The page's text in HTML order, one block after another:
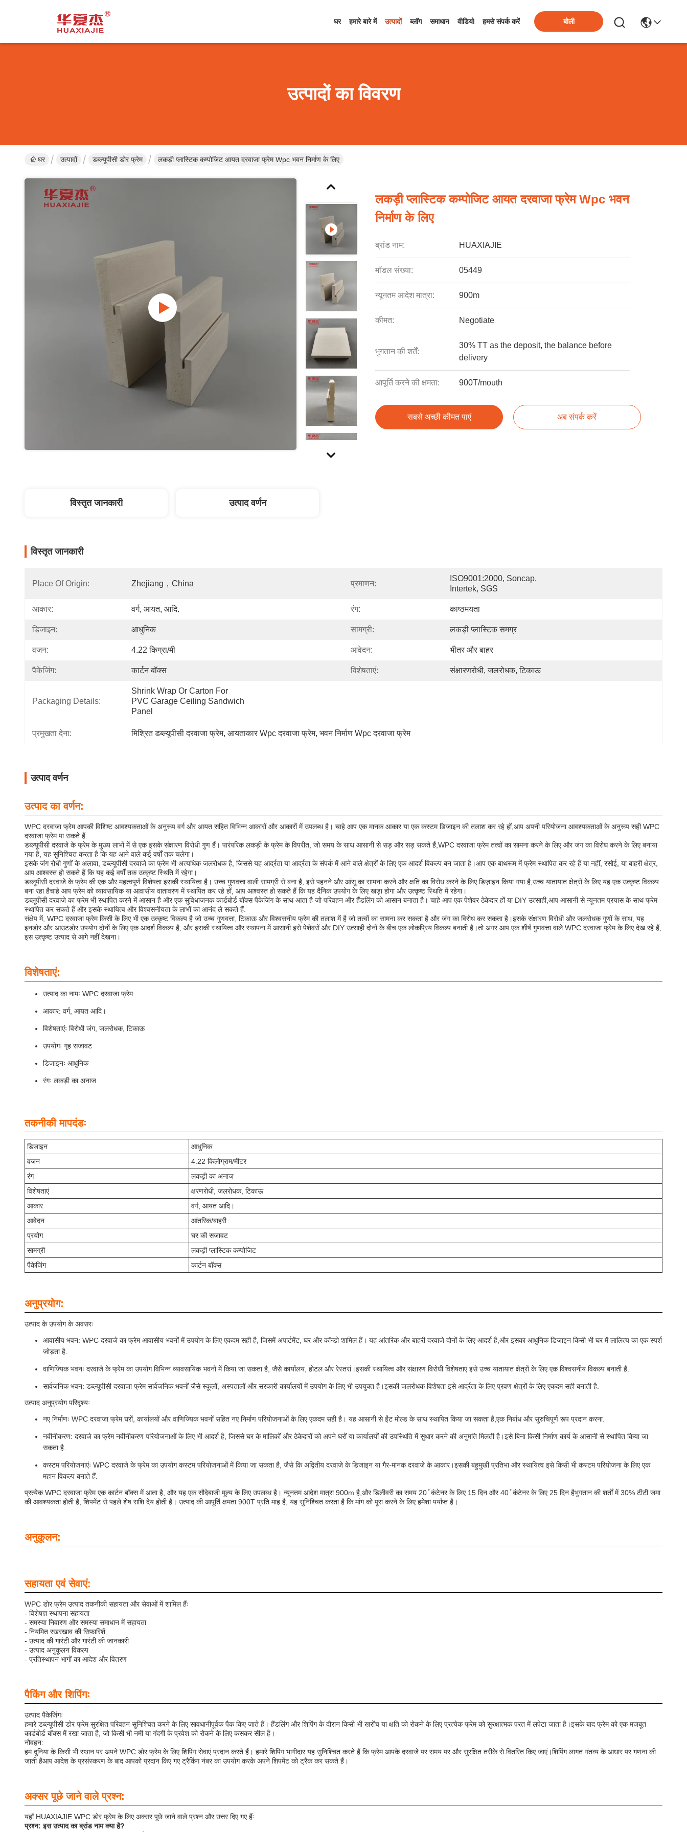
घर हमारे बारे में उत्पादों ब्लॉग समाधान वीडियो हमसे संपर्क करें बोली
उत्पादों का विवरण
घर उत्पादों डब्ल्यूपीसी डोर फ्रेम लकड़ी प्लास्टिक कम्पोजिट आयत दरवाजा फ्रेम Wpc भवन निर्माण के लिए
लकड़ी प्लास्टिक कम्पोजिट आयत दरवाजा फ्रेम Wpc भवन
निर्माण के लिए
ब्रांड नाम: HUAXIAJIE
मॉडल संख्या: 05449
न्यूनतम आदेश मात्रा: 900m
कीमत: Negotiate
भुगतान की शर्तें:
30% TT as the deposit, the balance before
delivery
आपूर्ति करने की क्षमता: 900T/mouth
सबसे अच्छी कीमत पाएं अब संपर्क करें
विस्तृत जानकारी उत्पाद वर्णन
विस्तृत जानकारी
Place Of Origin: Zhejiang，China प्रमाणन:
ISO9001:2000, Soncap,
Intertek, SGS
आकार: वर्ग, आयत, आदि. रंग: काष्ठमयता
डिजाइन: आधुनिक सामग्री: लकड़ी प्लास्टिक समग्र
वजन: 4.22 किग्रा/मी आवेदन: भीतर और बाहर
पैकेजिंग: कार्टन बॉक्स विशेषताएं: संक्षारणरोधी, जलरोधक, टिकाऊ
Packaging Details:
Shrink Wrap Or Carton For
PVC Garage Ceiling Sandwich
Panel
प्रमुखता देना: मिश्रित डब्ल्यूपीसी दरवाजा फ्रेम, आयताकार Wpc दरवाजा फ्रेम, भवन निर्माण Wpc दरवाजा फ्रेम
उत्पाद वर्णन
उत्पाद का वर्णन:
WPC दरवाजा फ्रेम आपकी विशिष्ट आवश्यकताओं के अनुरूप वर्ग और आयत सहित विभिन्न आकारों और आकारों में उपलब्ध है। चाहे आप एक मानक आकार या एक कस्टम डिजाइन की तलाश कर रहे हों,आप अपनी परियोजना आवश्यकताओं के अनुरूप सही WPC
दरवाजा फ्रेम पा सकते हैं.
डब्ल्यूपीसी दरवाजे के फ्रेम के मुख्य लाभों में से एक इसके संक्षारण विरोधी गुण हैं। पारंपरिक लकड़ी के फ्रेम के विपरीत, जो समय के साथ आसानी से सड़ और सड़ सकते हैं,WPC दरवाजा फ्रेम तत्वों का सामना करने के लिए और जंग का विरोध करने के लिए बनाया
गया है, यह सुनिश्चित करता है कि यह आने वाले कई वर्षों तक चलेगा।
इसके जंग रोधी गुणों के अलावा, डब्ल्यूपीसी दरवाजे का फ्रेम भी अत्यधिक जलरोधक है, जिससे यह आर्द्रता या आर्द्रता के संपर्क में आने वाले क्षेत्रों के लिए एक आदर्श विकल्प बन जाता है।आप एक बाथरूम में फ्रेम स्थापित कर रहे हैं या नहीं, रसोई, या बाहरी क्षेत्र,
आप आश्वस्त हो सकते हैं कि यह कई वर्षों तक उत्कृष्ट स्थिति में रहेगा।
डब्लूपीसी दरवाजे के फ्रेम की एक और महत्वपूर्ण विशेषता इसकी स्थायित्व है। उच्च गुणवत्ता वाली सामग्री से बना है, इसे पहनने और आंसू का सामना करने और क्षति का विरोध करने के लिए डिज़ाइन किया गया है,उच्च यातायात क्षेत्रों के लिए यह एक उत्कृष्ट विकल्प
बना रहा हैचाहे आप फ्रेम को व्यावसायिक या आवासीय वातावरण में स्थापित कर रहे हों, आप आश्वस्त हो सकते हैं कि यह दैनिक उपयोग के लिए खड़ा होगा और उत्कृष्ट स्थिति में रहेगा।
डब्लूपीसी दरवाजे का फ्रेम भी स्थापित करने में आसान है और एक सुविधाजनक कार्डबोर्ड बॉक्स पैकेजिंग के साथ आता है जो परिवहन और हैंडलिंग को आसान बनाता है। चाहे आप एक पेशेवर ठेकेदार हों या DIY उत्साही,आप आसानी से न्यूनतम प्रयास के साथ फ्रेम
स्थापित कर सकते हैं और इसके स्थायित्व और विश्वसनीयता के लाभों का आनंद ले सकते हैं.
संक्षेप में, WPC दरवाजा फ्रेम किसी के लिए भी एक उत्कृष्ट विकल्प है जो उच्च गुणवत्ता, टिकाऊ और विश्वसनीय फ्रेम की तलाश में है जो तत्वों का सामना कर सकता है और जंग का विरोध कर सकता है।इसके संक्षारण विरोधी और जलरोधक गुणों के साथ, यह
इनडोर और आउटडोर उपयोग दोनों के लिए एक आदर्श विकल्प है, और इसकी स्थायित्व और स्थापना में आसानी इसे पेशेवरों और DIY उत्साही दोनों के बीच एक लोकप्रिय विकल्प बनाती है।तो अगर आप एक शीर्ष गुणवत्ता वाले WPC दरवाजा फ्रेम के लिए देख रहे हैं,
इस उत्कृष्ट उत्पाद से आगे नहीं देखना।
विशेषताएं:
उत्पाद का नामः WPC दरवाजा फ्रेम
आकार: वर्ग, आयत आदि।
विशेषताएंः विरोधी जंग, जलरोधक, टिकाऊ
उपयोगः गृह सजावट
डिजाइनः आधुनिक
रंगः लकड़ी का अनाज
तकनीकी मापदंडः
डिजाइन
आधुनिक
वजन
4.22 किलोग्राम/मीटर
रंग
लकड़ी का अनाज
विशेषताएं
क्षरणरोधी, जलरोधक, टिकाऊ
आकार
वर्ग, आयत आदि।
आवेदन
आंतरिक/बाहरी
प्रयोग
घर की सजावट
सामग्री
लकड़ी प्लास्टिक कम्पोजिट
पैकेजिंग
कार्टन बॉक्स
अनुप्रयोग:
उत्पाद के उपयोग के अवसरः
आवासीय भवन: WPC दरवाजे का फ्रेम आवासीय भवनों में उपयोग के लिए एकदम सही है, जिसमें अपार्टमेंट, घर और कॉन्डो शामिल हैं। यह आंतरिक और बाहरी दरवाजे दोनों के लिए आदर्श है,और इसका आधुनिक डिजाइन किसी भी घर में लालित्य का एक स्पर्श
जोड़ता है.
वाणिज्यिक भवनः दरवाजे के फ्रेम का उपयोग विभिन्न व्यावसायिक भवनों में किया जा सकता है, जैसे कार्यालय, होटल और रेस्तरां।इसकी स्थायित्व और संक्षारण विरोधी विशेषताएं इसे उच्च यातायात क्षेत्रों के लिए एक विश्वसनीय विकल्प बनाती हैं.
सार्वजनिक भवन: डब्ल्यूपीसी दरवाजा फ्रेम सार्वजनिक भवनों जैसे स्कूलों, अस्पतालों और सरकारी कार्यालयों में उपयोग के लिए भी उपयुक्त है।इसकी जलरोधक विशेषता इसे आर्द्रता के लिए प्रवण क्षेत्रों के लिए एकदम सही बनाती है.
उत्पाद अनुप्रयोग परिदृश्यः
नए निर्माणः WPC दरवाजा फ्रेम घरों, कार्यालयों और वाणिज्यिक भवनों सहित नए निर्माण परियोजनाओं के लिए एकदम सही है। यह आसानी से ईंट मोल्ड के साथ स्थापित किया जा सकता है,एक निर्बाध और सुरुचिपूर्ण रूप प्रदान करना.
नवीनीकरण: दरवाजे का फ्रेम नवीनीकरण परियोजनाओं के लिए भी आदर्श है, जिससे घर के मालिकों और ठेकेदारों को अपने घरों या कार्यालयों की उपस्थिति में सुधार करने की अनुमति मिलती है।इसे बिना किसी निर्माण कार्य के आसानी से स्थापित किया जा
सकता है.
कस्टम परियोजनाएंः WPC दरवाजे के फ्रेम का उपयोग कस्टम परियोजनाओं में किया जा सकता है, जैसे कि अद्वितीय दरवाजे के डिजाइन या गैर-मानक दरवाजे के आकार।इसकी बहुमुखी प्रतिभा और स्थायित्व इसे किसी भी कस्टम परियोजना के लिए एक
महान विकल्प बनाते हैं.
प्रत्येक WPC दरवाजा फ्रेम एक कार्टन बॉक्स में आता है, और यह एक सौदेबाजी मूल्य के लिए उपलब्ध है। न्यूनतम आदेश मात्रा 900m है,और डिलीवरी का समय 20 ̊ कंटेनर के लिए 15 दिन और 40 ̊ कंटेनर के लिए 25 दिन हैभुगतान की शर्तों में 30% टीटी जमा
की आवश्यकता होती है, शिपमेंट से पहले शेष राशि देय होती है। उत्पाद की आपूर्ति क्षमता 900T प्रति माह है, यह सुनिश्चित करता है कि मांग को पूरा करने के लिए हमेशा पर्याप्त है।
अनुकूलन:
सहायता एवं सेवाएं:
WPC डोर फ्रेम उत्पाद तकनीकी सहायता और सेवाओं में शामिल हैंः
- विशेषज्ञ स्थापना सहायता
- समस्या निवारण और समस्या समाधान में सहायता
- नियमित रखरखाव की सिफारिशें
- उत्पाद की गारंटी और गारंटी की जानकारी
- उत्पाद अनुकूलन विकल्प
- प्रतिस्थापन भागों का आदेश और वितरण
पैकिंग और शिपिंगः
उत्पाद पैकेजिंगः
हमारे डब्ल्यूपीसी डोर फ्रेम सुरक्षित परिवहन सुनिश्चित करने के लिए सावधानीपूर्वक पैक किए जाते हैं। हैंडलिंग और शिपिंग के दौरान किसी भी खरोंच या क्षति को रोकने के लिए प्रत्येक फ्रेम को सुरक्षात्मक परत में लपेटा जाता है।इसके बाद फ्रेम को एक मजबूत
कार्डबोर्ड बॉक्स में रखा जाता है, जो किसी भी नमी या गंदगी के प्रवेश को रोकने के लिए कसकर सील है।
नौवहन:
हम दुनिया के किसी भी स्थान पर अपने WPC डोर फ्रेम के लिए शिपिंग सेवाएं प्रदान करते हैं। हमारे शिपिंग भागीदार यह सुनिश्चित करते हैं कि फ्रेम आपके दरवाजे पर समय पर और सुरक्षित तरीके से वितरित किए जाएं।शिपिंग लागत गंतव्य के आधार पर गणना की
जाती हैआप आदेश के प्रसंस्करण के बाद आपको प्रदान किए गए ट्रैकिंग नंबर का उपयोग करके अपने शिपमेंट को ट्रैक कर सकते हैं।
अक्सर पूछे जाने वाले प्रश्न:
यहाँ HUAXIAJIE WPC डोर फ्रेम के लिए अक्सर पूछे जाने वाले प्रश्न और उत्तर दिए गए हैंः
प्रश्न: इस उत्पाद का ब्रांड नाम क्या है?